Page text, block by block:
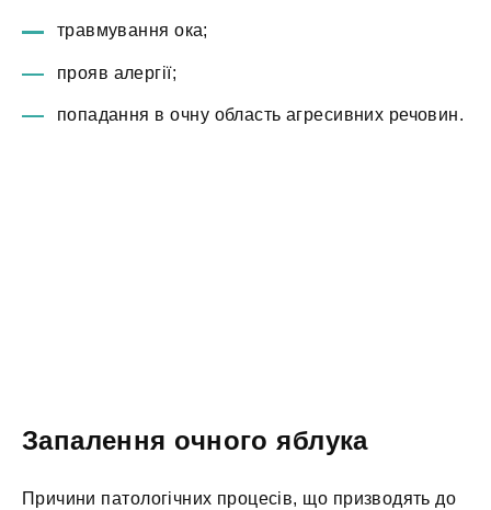
травмування ока;
прояв алергії;
попадання в очну область агресивних речовин.
Запалення очного яблука
Причини патологічних процесів, що призводять до